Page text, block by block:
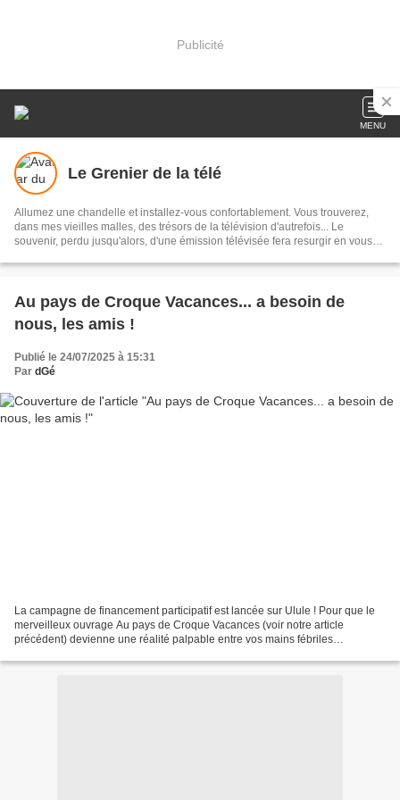
Publicité
MENU
Le Grenier de la télé
Allumez une chandelle et installez-vous confortablement. Vous trouverez,
dans mes vieilles malles, des trésors de la télévision d'autrefois... Le
souvenir, perdu jusqu'alors, d'une émission télévisée fera resurgir en vous
Au pays de Croque Vacances... a besoin de
nous, les amis !
Publié le 24/07/2025 à 15:31
Par dGé
La campagne de financement participatif est lancée sur Ulule ! Pour que le
merveilleux ouvrage Au pays de Croque Vacances (voir notre article
précédent) devienne une réalité palpable entre vos mains fébriles